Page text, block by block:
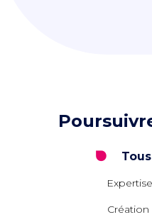
Création